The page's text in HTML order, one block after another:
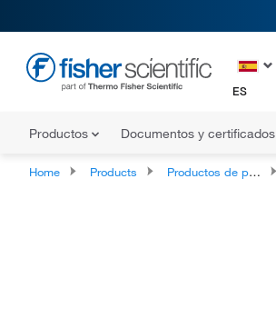
ES
Productos Documentos y certificados
Home Products Productos de pipeta